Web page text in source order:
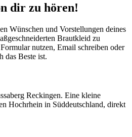
dir zu hören!
Wünschen und Vorstellungen deines
Brautkleid zu
nutzen, Email schreiben oder
das Beste ist.
Reckingen. Eine kleine
Hochrhein in Süddeutschland, direkt